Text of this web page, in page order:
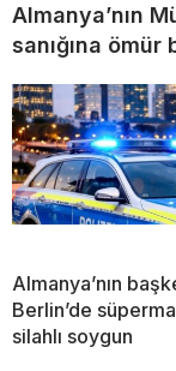
Almanya’nın
sanığına ömür
Almanya’nın
Berlin’de
silahlı soygun